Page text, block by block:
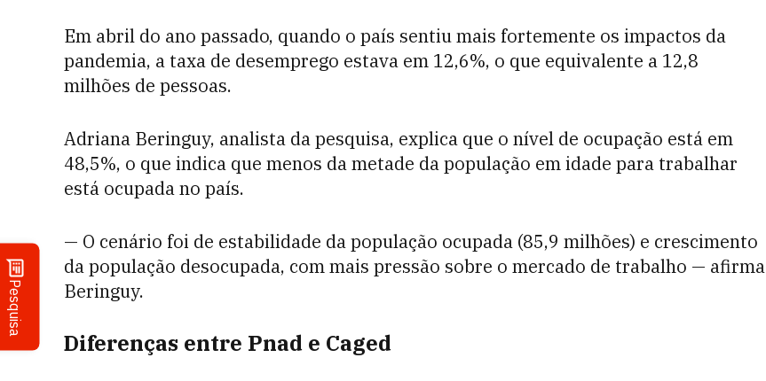
Pesquisa
Em abril do ano passado, quando o país sentiu mais fortemente os impactos da
pandemia, a taxa de desemprego estava em 12,6%, o que equivalente a 12,8
milhões de pessoas.
Adriana Beringuy, analista da pesquisa, explica que o nível de ocupação está em
48,5%, o que indica que menos da metade da população em idade para trabalhar
está ocupada no país.
— O cenário foi de estabilidade da população ocupada (85,9 milhões) e crescimento
da população desocupada, com mais pressão sobre o mercado de trabalho — afirma
Beringuy.
Diferenças entre Pnad e Caged